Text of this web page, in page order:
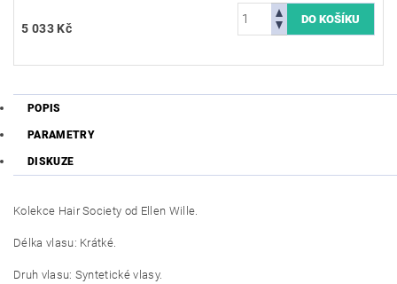
5 033 Kč
POPIS
PARAMETRY
DISKUZE
Kolekce Hair Society od Ellen Wille.
Délka vlasu: Krátké.
Druh vlasu: Syntetické vlasy.